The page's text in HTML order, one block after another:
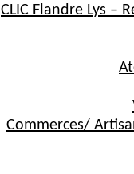
CLIC Flandre Lys –
Commerces/